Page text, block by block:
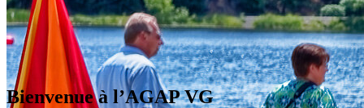
Bienvenue à l’AGAP VG